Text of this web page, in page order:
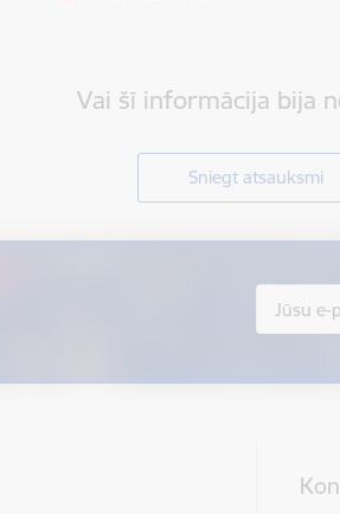
Vai šī informācija bija
Sniegt atsauksmi